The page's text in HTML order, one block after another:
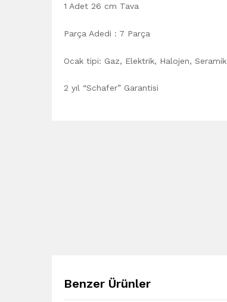
1 Adet 26 cm Tava
Parça Adedi : 7 Parça
Ocak tipi: Gaz, Elektrik, Halojen, Seramik
2 yıl “Schafer” Garantisi
Benzer Ürünler